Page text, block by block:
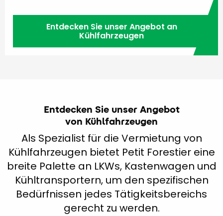
Entdecken Sie unser Angebot an
Kühlfahrzeugen
Entdecken Sie unser Angebot
von Kühlfahrzeugen
Als Spezialist für die Vermietung von
Kühlfahrzeugen bietet Petit Forestier eine
breite Palette an LKWs, Kastenwagen und
Kühltransportern, um den spezifischen
Bedürfnissen jedes Tätigkeitsbereichs
gerecht zu werden.